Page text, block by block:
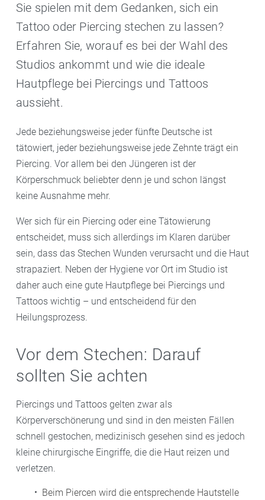
Sie spielen mit dem Gedanken, sich ein
Tattoo oder Piercing stechen zu lassen?
Erfahren Sie, worauf es bei der Wahl des
Studios ankommt und wie die ideale
Hautpflege bei Piercings und Tattoos
aussieht.
Jede beziehungsweise jeder fünfte Deutsche ist
tätowiert, jeder beziehungsweise jede Zehnte trägt ein
Piercing. Vor allem bei den Jüngeren ist der
Körperschmuck beliebter denn je und schon längst
keine Ausnahme mehr.
Wer sich für ein Piercing oder eine Tätowierung
entscheidet, muss sich allerdings im Klaren darüber
sein, dass das Stechen Wunden verursacht und die Haut
strapaziert. Neben der Hygiene vor Ort im Studio ist
daher auch eine gute Hautpflege bei Piercings und
Tattoos wichtig – und entscheidend für den
Heilungsprozess.
Vor dem Stechen: Darauf
sollten Sie achten
Piercings und Tattoos gelten zwar als
Körperverschönerung und sind in den meisten Fällen
schnell gestochen, medizinisch gesehen sind es jedoch
kleine chirurgische Eingriffe, die die Haut reizen und
verletzen.
Beim Piercen wird die entsprechende Hautstelle